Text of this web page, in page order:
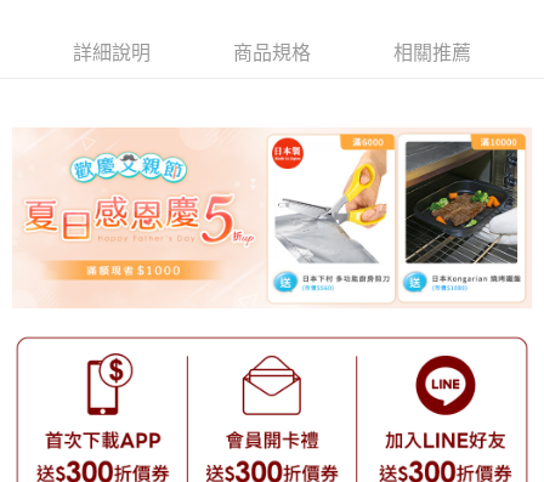
詳細說明 商品規格 相關推薦